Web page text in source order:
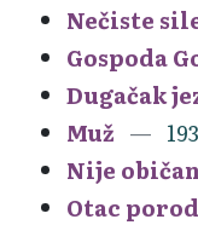
Nečiste
Gospoda
Dugačak
Muž
Nije običan
Otac